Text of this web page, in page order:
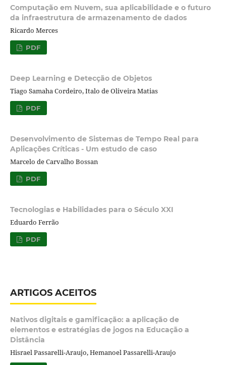
Computação em Nuvem, sua aplicabilidade e o futuro
da infraestrutura de armazenamento de dados
Ricardo Merces
PDF
Deep Learning e Detecção de Objetos
Tiago Samaha Cordeiro, Italo de Oliveira Matias
PDF
Desenvolvimento de Sistemas de Tempo Real para
Aplicações Críticas - Um estudo de caso
Marcelo de Carvalho Bossan
PDF
Tecnologias e Habilidades para o Século XXI
Eduardo Ferrão
PDF
ARTIGOS ACEITOS
Nativos digitais e gamificação: a aplicação de
elementos e estratégias de jogos na Educação a
Distância
Hisrael Passarelli-Araujo, Hemanoel Passarelli-Araujo